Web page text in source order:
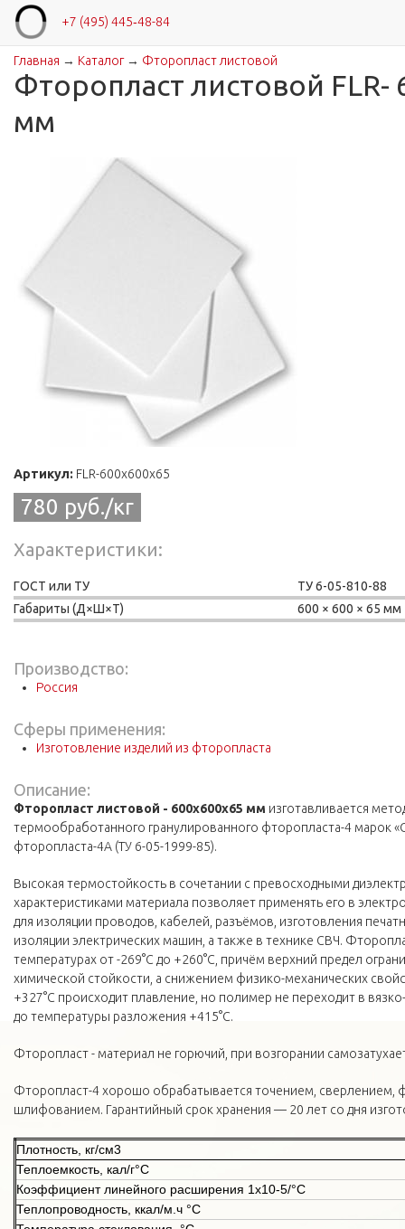
+7 (495) 445‑48-84
Вы здесь
Главная → Каталог→ Фторопласт листовой
Фторопласт листовой FLR-
мм
Артикул: FLR-600x600x65
780 руб./кг
Характеристики
ГОСТ или ТУ
ТУ 6-05-810-88
Габариты (Д×Ш×Т)
600 600 65 мм
Производство:
Россия
Сферы применения:
Изготовление изделий из фторопласта
Описание:
Фторопласт листовой - 600х600х65 мм изготавливается
термообработанного гранулированного фторопласта-4 марок
фторопласта-4А (ТУ 6-05-1999-85).
Высокая термостойкость в сочетании с превосходными
характеристиками материала позволяет применять его в
для изоляции проводов, кабелей, разъёмов, изготовления
изоляции электрических машин, а также в технике СВЧ.
температурах от -269°С до +260°С, причём верхний предел
химической стойкости, а снижением физико-механических
+327°С происходит плавление, но полимер не переходит в
до температуры разложения +415°С.
Фторопласт - материал не горючий, при возгорании
Фторопласт-4 хорошо обрабатывается точением, сверлением,
шлифованием. Гарантийный срок хранения — 20 лет со дня
Плотность, кг/см3
Теплоемкость, кал/г°С
Коэффициент линейного расширения 1х10-5/°С
Теплопроводность, ккал/м.ч °С